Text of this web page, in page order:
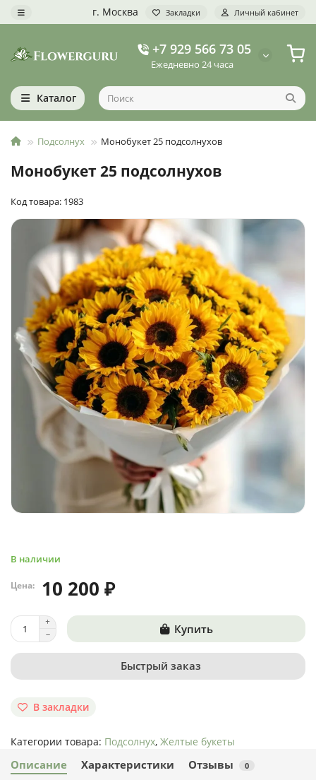
г. Москва Закладки Личный кабинет
+7 929 566 73 05
Ежедневно 24 часа
Каталог
Подсолнух Монобукет 25 подсолнухов
Монобукет 25 подсолнухов
Код товара: 1983
В наличии
Цена: 10 200 ₽
Купить
Быстрый заказ
В закладки
Категории товара: Подсолнух, Желтые букеты
Описание Характеристики Отзывы 0